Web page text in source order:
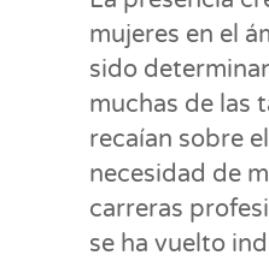
mujeres en el
sido
muchas de las
recaían sobre
necesidad de
carreras
se ha vuelto